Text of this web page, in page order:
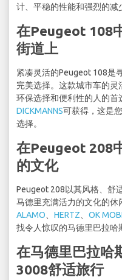
计、平稳的性能和强烈的减
在Peugeot 108
街道上
紧凑灵活的Peugeot 108是
完美选择。这款城市车的
环保选择和便利性的人的首
DICKMANNS可获得，这是
选择。
在Peugeot 208
的文化
Peugeot 208以其风格、舒
马德里充满活力的文化的休
ALAMO
HERTZ OK
找令人惊叹的马德里巴拉哈
在马德里巴拉哈
3008舒适旅行